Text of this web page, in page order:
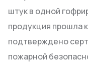
штук в одной
продукция прошла
подтверждено
пожарной